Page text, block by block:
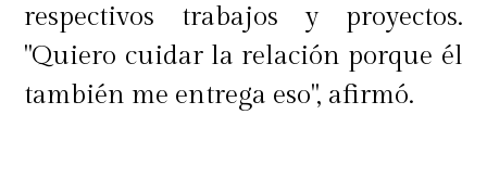
respectivos trabajos y proyectos.
"Quiero cuidar la relación porque él
también me entrega eso", afirmó.